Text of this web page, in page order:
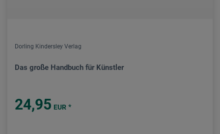
Dorling Kindersley Verlag
Das große Handbuch für Künstler
24,95 EUR *